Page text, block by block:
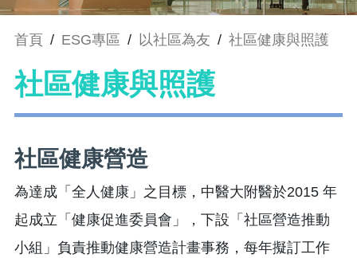
首頁 / ESG專區 / 以社區為友 / 社區健康與照護
社區健康與照護
社區健康營造
為達成「全人健康」之目標，中醫大附醫於2015 年
起成立「健康促進委員會」，下設「社區營造推動
小組」負責推動健康營造計畫事務，每年擬訂工作